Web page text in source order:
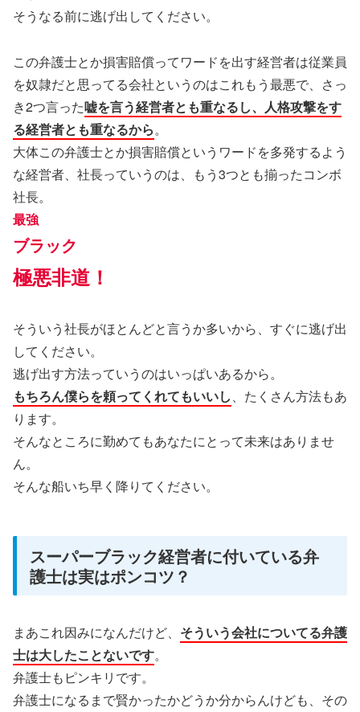
そうなる前に逃げ出してください。
この弁護士とか損害賠償ってワードを出す経営者は従業員
を奴隷だと思ってる会社というのはこれもう最悪で、さっ
き2つ言った嘘を言う経営者とも重なるし、人格攻撃をす
る経営者とも重なるから。
大体この弁護士とか損害賠償というワードを多発するよう
な経営者、社長っていうのは、もう3つとも揃ったコンボ
社長。
最強
ブラック
極悪非道！
そういう社長がほとんどと言うか多いから、すぐに逃げ出
してください。
逃げ出す方法っていうのはいっぱいあるから。
もちろん僕らを頼ってくれてもいいし、たくさん方法もあ
ります。
そんなところに勤めてもあなたにとって未来はありませ
ん。
そんな船いち早く降りてください。
スーパーブラック経営者に付いている弁
護士は実はポンコツ？
まあこれ因みになんだけど、 そういう会社についてる弁護
士は大したことないです。
弁護士もピンキリです。
弁護士になるまで賢かったかどうか分からんけども、その